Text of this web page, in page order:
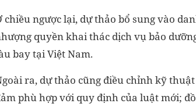
chiều ngược lại, dự thảo bổ sung vào
quyền khai thác dịch vụ bảo
bay tại Việt Nam.
ra, dự thảo cũng điều chỉnh kỹ
phù hợp với quy định của luật mới;